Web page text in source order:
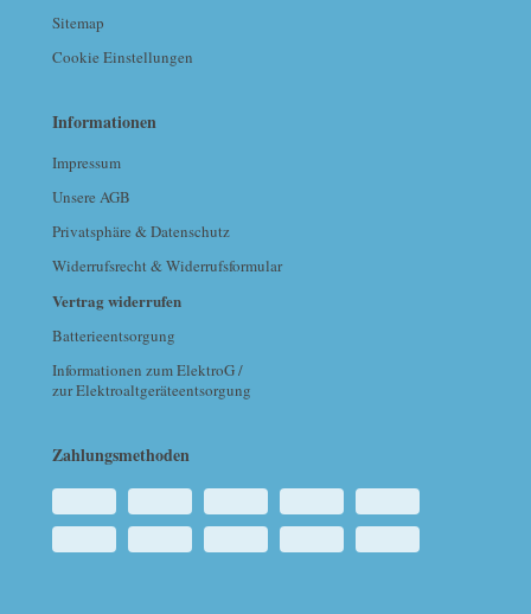
Sitemap
Cookie Einstellungen
Informationen
Impressum
Unsere AGB
Privatsphäre & Datenschutz
Widerrufsrecht & Widerrufsformular
Vertrag widerrufen
Batterieentsorgung
Informationen zum ElektroG /
zur Elektroaltgeräteentsorgung
Zahlungsmethoden